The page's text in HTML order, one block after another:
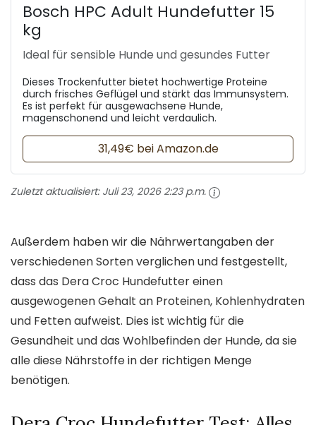
Bosch HPC Adult Hundefutter 15
kg
Ideal für sensible Hunde und gesundes Futter
Dieses Trockenfutter bietet hochwertige Proteine
durch frisches Geflügel und stärkt das Immunsystem.
Es ist perfekt für ausgewachsene Hunde,
magenschonend und leicht verdaulich.
31,49€ bei Amazon.de
Zuletzt aktualisiert: Juli 23, 2026 2:23 p.m.
Außerdem haben wir die Nährwertangaben der
verschiedenen Sorten verglichen und festgestellt,
dass das Dera Croc Hundefutter einen
ausgewogenen Gehalt an Proteinen, Kohlenhydraten
und Fetten aufweist. Dies ist wichtig für die
Gesundheit und das Wohlbefinden der Hunde, da sie
alle diese Nährstoffe in der richtigen Menge
benötigen.